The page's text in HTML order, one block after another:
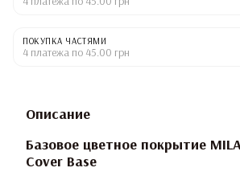
ПОКУПКА ЧАСТЯМИ
4 платежа по 45.00 грн
Описание
Базовое цветное покрытие
Cover Base